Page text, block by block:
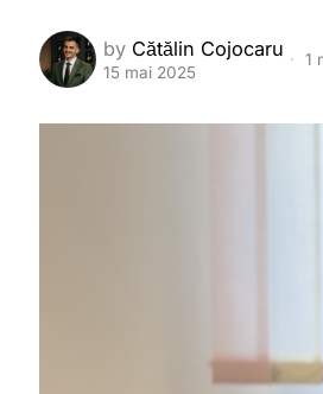
by Cătălin Cojocaru
15 mai 2025
1